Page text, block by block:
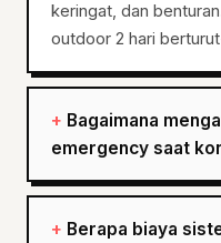
keringat, dan
outdoor 2 hari
Bagaimana
emergency saat
Berapa biaya